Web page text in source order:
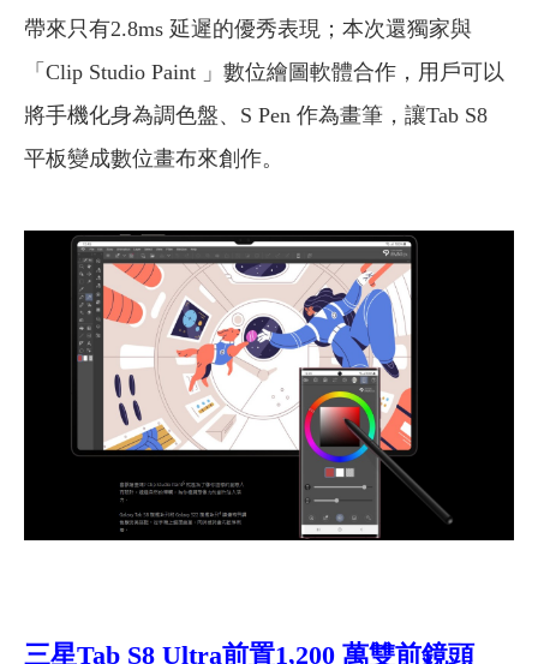
帶來只有2.8ms 延遲的優秀表現；本次還獨家與
「Clip Studio Paint 」數位繪圖軟體合作，用戶可以
將手機化身為調色盤、S Pen 作為畫筆，讓Tab S8
平板變成數位畫布來創作。
三星Tab S8 Ultra前置1,200 萬雙前鏡頭